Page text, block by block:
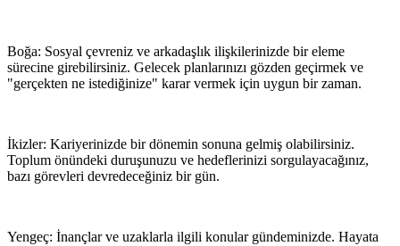
Boğa: Sosyal çevreniz ve arkadaşlık ilişkilerinizde bir eleme
sürecine girebilirsiniz. Gelecek planlarınızı gözden geçirmek ve
"gerçekten ne istediğinize" karar vermek için uygun bir zaman.
İkizler: Kariyerinizde bir dönemin sonuna gelmiş olabilirsiniz.
Toplum önündeki duruşunuzu ve hedeflerinizi sorgulayacağınız,
bazı görevleri devredeceğiniz bir gün.
Yengeç: İnançlar ve uzaklarla ilgili konular gündeminizde. Hayata